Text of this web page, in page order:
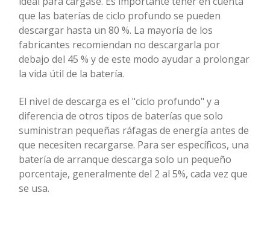
que las baterías de ciclo profundo se pueden
descargar hasta un 80 %. La mayoría de los
fabricantes recomiendan no descargarla por
debajo del 45 % y de este modo ayudar a prolongar
la vida útil de la batería.
El nivel de descarga es el "ciclo profundo" y a
diferencia de otros tipos de baterías que solo
suministran pequeñas ráfagas de energía antes de
que necesiten recargarse. Para ser específicos, una
batería de arranque descarga solo un pequeño
porcentaje, generalmente del 2 al 5%, cada vez que
se usa.